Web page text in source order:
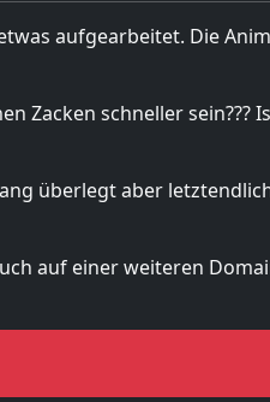
aufgearbeitet. Die
Zacken schneller sein???
überlegt aber
auf einer weiteren